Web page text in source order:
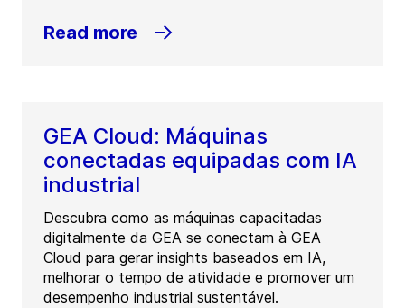
Read more
GEA Cloud: Máquinas
conectadas equipadas com IA
industrial
Descubra como as máquinas capacitadas
digitalmente da GEA se conectam à GEA
Cloud para gerar insights baseados em IA,
melhorar o tempo de atividade e promover um
desempenho industrial sustentável.